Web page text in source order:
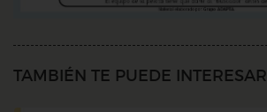
TAMBIÉN TE PUEDE INTERESAR